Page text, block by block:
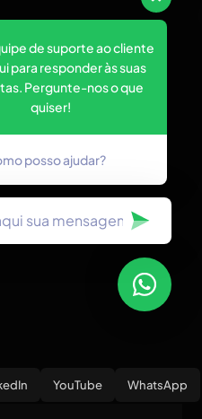
YouTube WhatsApp
de suporte ao cliente
para responder às suas
Pergunte-nos o que
quiser!
posso ajudar?